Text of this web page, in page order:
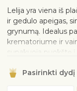
Lelija yra viena iš
ir gedulo apeigas,
grynumą. Idealus
krematoriume ir
supakuoja puokštę
Pasirinkti dydį